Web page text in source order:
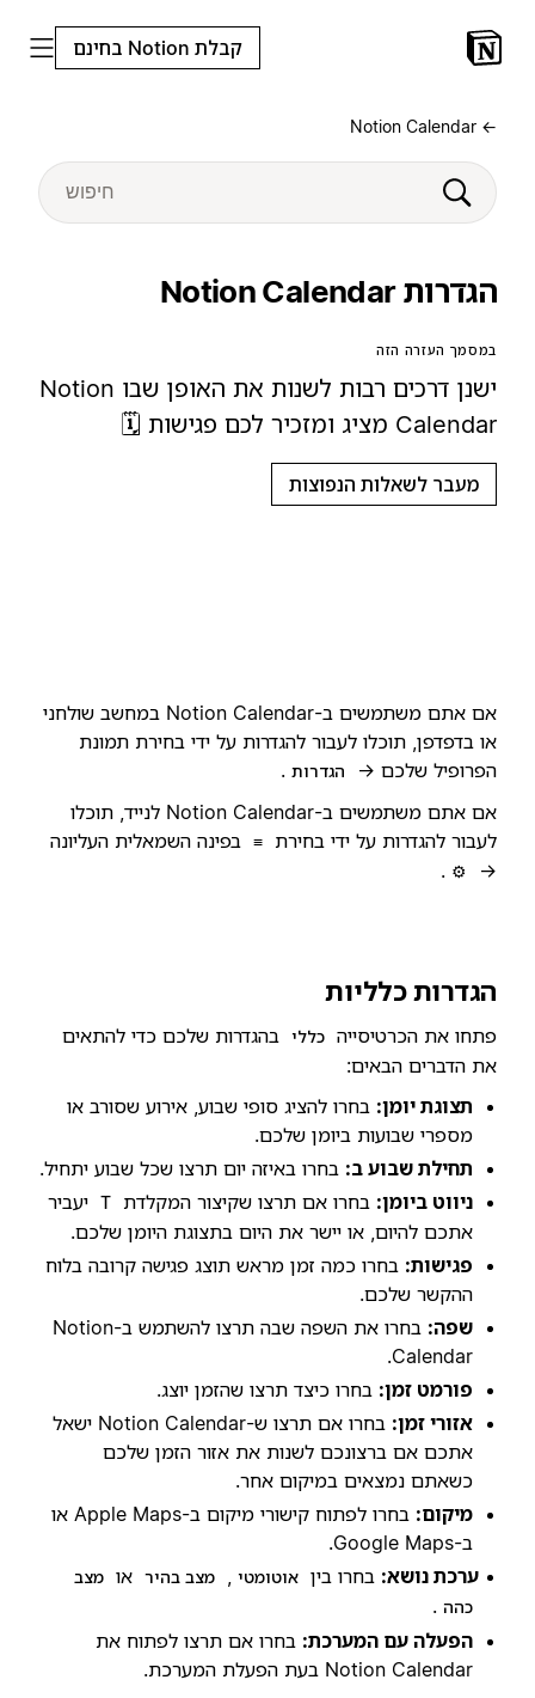
קבלת Notion בחינם
← Notion Calendar
הגדרות Notion Calendar
במסמך העזרה הזה
ישנן דרכים רבות לשנות את האופן שבו Notion
Calendar מציג ומזכיר לכם פגישות 🗓️
מעבר לשאלות הנפוצות
אם אתם משתמשים ב-Notion Calendar במחשב שולחני
או בדפדפן, תוכלו לעבור להגדרות על ידי בחירת תמונת
הפרופיל שלכם →
הגדרות .
אם אתם משתמשים ב-Notion Calendar לנייד, תוכלו
לעבור להגדרות על ידי בחירת
≡
בפינה השמאלית העליונה
→
⚙️
.
הגדרות כלליות
פתחו את הכרטיסייה כללי
בהגדרות שלכם כדי להתאים
את הדברים הבאים:
תצוגת יומן: בחרו להציג סופי שבוע, אירוע שסורב או
מספרי שבועות ביומן שלכם.
תחילת שבוע ב: בחרו באיזה יום תרצו שכל שבוע יתחיל.
ניווט ביומן: בחרו אם תרצו שקיצור המקלדת T יעביר
אתכם להיום, או יישר את היום בתצוגת היומן שלכם.
פגישות: בחרו כמה זמן מראש תוצג פגישה קרובה בלוח
ההקשר שלכם.
שפה:
בחרו את השפה שבה תרצו להשתמש ב-Notion
Calendar.
פורמט זמן: בחרו כיצד תרצו שהזמן יוצג.
אזורי זמן:
בחרו אם תרצו ש-Notion Calendar ישאל
אתכם אם ברצונכם לשנות את אזור הזמן שלכם
כשאתם נמצאים במיקום אחר.
מיקום:
בחרו לפתוח קישורי מיקום ב-Apple Maps או
ב-Google Maps.
ערכת נושא: בחרו בין אוטומטי , מצב בהיר או מצב
כהה .
הפעלה עם המערכת: בחרו אם תרצו לפתוח את
Notion Calendar בעת הפעלת המערכת.